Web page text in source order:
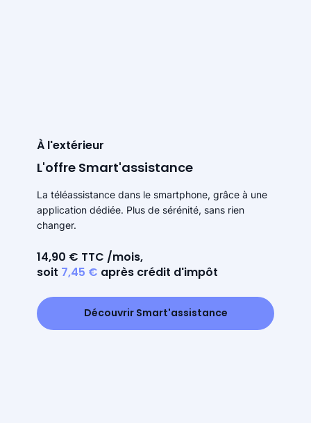
À l'extérieur
L'offre Smart'assistance
La téléassistance dans le smartphone, grâce à une
application dédiée. Plus de sérénité, sans rien
changer.
14,90 € TTC /mois,
soit 7,45 € après crédit d'impôt
Découvrir Smart'assistance